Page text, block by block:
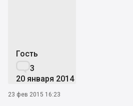
Гость
3
20 января 2014
23 фев 2015 16:23